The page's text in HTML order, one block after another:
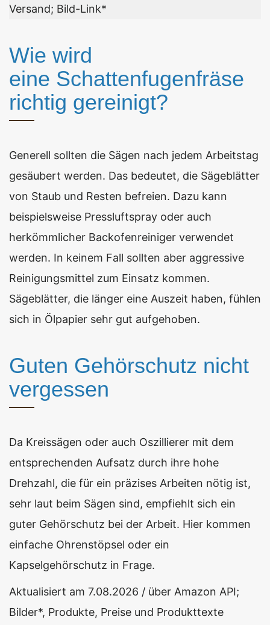
Versand; Bild-Link*
Wie wird
eine Schattenfugenfräse
richtig gereinigt?
Generell sollten die Sägen nach jedem Arbeitstag
gesäubert werden. Das bedeutet, die Sägeblätter
von Staub und Resten befreien. Dazu kann
beispielsweise Pressluftspray oder auch
herkömmlicher Backofenreiniger verwendet
werden. In keinem Fall sollten aber aggressive
Reinigungsmittel zum Einsatz kommen.
Sägeblätter, die länger eine Auszeit haben, fühlen
sich in Ölpapier sehr gut aufgehoben.
Guten Gehörschutz nicht
vergessen
Da Kreissägen oder auch Oszillierer mit dem
entsprechenden Aufsatz durch ihre hohe
Drehzahl, die für ein präzises Arbeiten nötig ist,
sehr laut beim Sägen sind, empfiehlt sich ein
guter Gehörschutz bei der Arbeit. Hier kommen
einfache Ohrenstöpsel oder ein
Kapselgehörschutz in Frage.
Aktualisiert am 7.08.2026 / über Amazon API;
Bilder*, Produkte, Preise und Produkttexte